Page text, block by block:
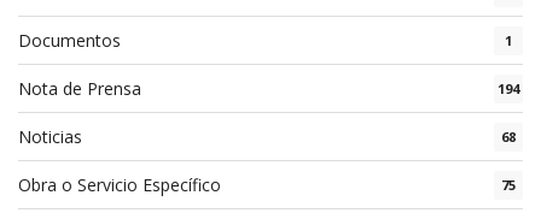
Documentos 1
Nota de Prensa 194
Noticias 68
Obra o Servicio Específico 75